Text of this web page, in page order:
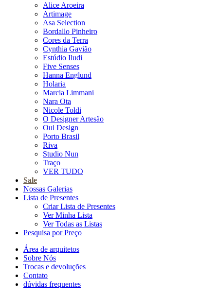
Alice Aroeira
Artimage
Asa Selection
Bordallo Pinheiro
Cores da Terra
Cynthia Gavião
Estúdio Iludi
Five Senses
Hanna Englund
Holaria
Marcia Limmani
Nara Ota
Nicole Toldi
O Designer Artesão
Oui Design
Porto Brasil
Riva
Studio Nun
Traço
VER TUDO
Sale
Nossas Galerias
Lista de Presentes
Criar Lista de Presentes
Ver Minha Lista
Ver Todas as Listas
Pesquisa por Preço
Área de arquitetos
Sobre Nós
Trocas e devoluções
Contato
dúvidas frequentes